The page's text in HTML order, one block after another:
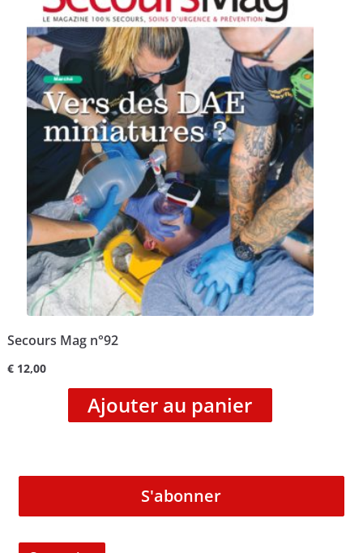
Secours Mag n°92
€12,00
Ajouter au panier
S'abonner